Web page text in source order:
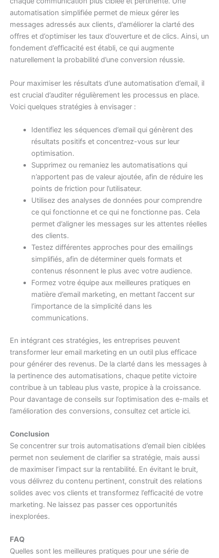
automatisation simplifiée permet de mieux gérer les
messages adressés aux clients, d’améliorer la clarté des
offres et d’optimiser les taux d’ouverture et de clics. Ainsi, un
fondement d’efficacité est établi, ce qui augmente
naturellement la probabilité d’une conversion réussie.
Pour maximiser les résultats d’une automatisation d’email, il
est crucial d’auditer régulièrement les processus en place.
Voici quelques stratégies à envisager :
Identifiez les séquences d’email qui génèrent des
résultats positifs et concentrez-vous sur leur
optimisation.
Supprimez ou remaniez les automatisations qui
n’apportent pas de valeur ajoutée, afin de réduire les
points de friction pour l’utilisateur.
Utilisez des analyses de données pour comprendre
ce qui fonctionne et ce qui ne fonctionne pas. Cela
permet d’aligner les messages sur les attentes réelles
des clients.
Testez différentes approches pour des emailings
simplifiés, afin de déterminer quels formats et
contenus résonnent le plus avec votre audience.
Formez votre équipe aux meilleures pratiques en
matière d’email marketing, en mettant l’accent sur
l’importance de la simplicité dans les
communications.
En intégrant ces stratégies, les entreprises peuvent
transformer leur email marketing en un outil plus efficace
pour générer des revenus. De la clarté dans les messages à
la pertinence des automatisations, chaque petite victoire
contribue à un tableau plus vaste, propice à la croissance.
Pour davantage de conseils sur l’optimisation des e-mails et
l’amélioration des conversions, consultez cet article ici.
Conclusion
Se concentrer sur trois automatisations d’email bien ciblées
permet non seulement de clarifier sa stratégie, mais aussi
de maximiser l’impact sur la rentabilité. En évitant le bruit,
vous délivrez du contenu pertinent, construit des relations
solides avec vos clients et transformez l’efficacité de votre
marketing. Ne laissez pas passer ces opportunités
inexplorées.
FAQ
Quelles sont les meilleures pratiques pour une série de